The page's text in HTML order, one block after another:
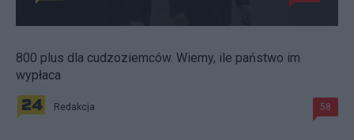
800 plus dla cudzoziemców. Wiemy, ile państwo im
wypłaca
Redakcja 58